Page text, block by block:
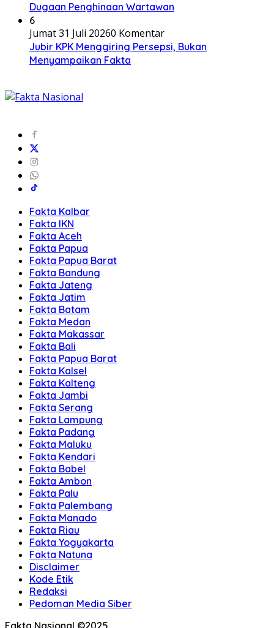
Dugaan Penghinaan Wartawan
6
Jumat 31 Juli 20260 Komentar
Jubir KPK Menggiring Persepsi, Bukan
Menyampaikan Fakta
Fakta Kalbar
Fakta IKN
Fakta Aceh
Fakta Papua
Fakta Papua Barat
Fakta Bandung
Fakta Jateng
Fakta Jatim
Fakta Batam
Fakta Medan
Fakta Makassar
Fakta Bali
Fakta Papua Barat
Fakta Kalsel
Fakta Kalteng
Fakta Jambi
Fakta Serang
Fakta Lampung
Fakta Padang
Fakta Maluku
Fakta Kendari
Fakta Babel
Fakta Ambon
Fakta Palu
Fakta Palembang
Fakta Manado
Fakta Riau
Fakta Yogyakarta
Fakta Natuna
Disclaimer
Kode Etik
Redaksi
Pedoman Media Siber
Fakta Nasional ©2025